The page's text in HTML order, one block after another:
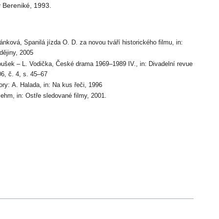
1993.
Spanilá jízda O. D. za novou tváří historického filmu, in:
2005
– L. Vodička, České drama 1969–1989 IV., in: Divadelní revue
č. 4, s. 45–67
A. Halada, in: Na kus řeči, 1996
in: Ostře sledované filmy, 2001.